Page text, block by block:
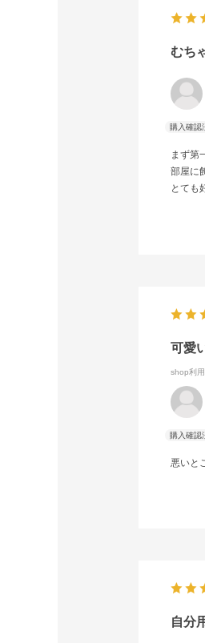
むち
まず第
部屋に
とても
可愛
shop利
悪いと
自分